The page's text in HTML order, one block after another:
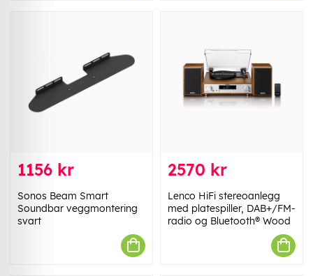
1156 kr
Sonos Beam Smart
Soundbar veggmontering
svart
2570 kr
Lenco HiFi stereoanlegg
med platespiller, DAB+/FM-
radio og Bluetooth® Wood